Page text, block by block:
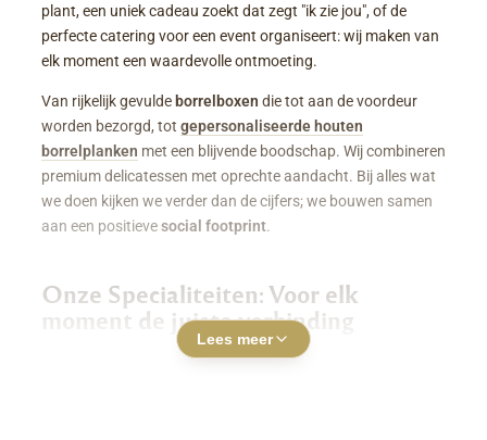
plant, een uniek cadeau zoekt dat zegt "ik zie jou", of de
perfecte catering voor een event organiseert: wij maken van
elk moment een waardevolle ontmoeting.
Van rijkelijk gevuldeborrelboxen die tot aan de voordeur
worden bezorgd, tot gepersonaliseerde houten
borrelplanken met een blijvende boodschap. Wij combineren
premium delicatessen met oprechte aandacht. Bij alles wat
we doen kijken we verder dan de cijfers; we bouwen samen
aan een positievesocial footprint.
Onze Specialiteiten: Voor elk
moment de juiste verbinding
Luxe Borrelboxen & Borrelpakketten
Lees meer